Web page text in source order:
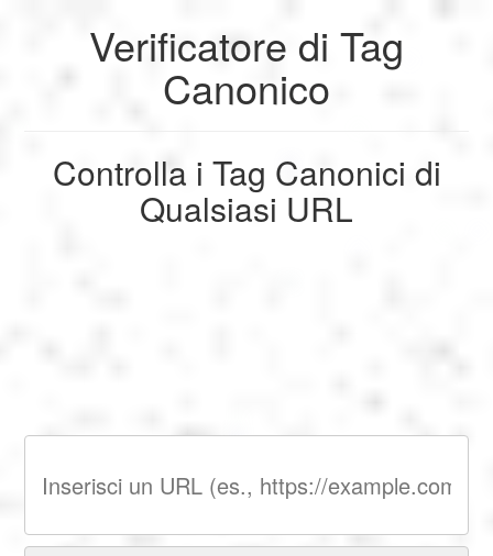
Giochi
My Profile
Logout
English
Deutsch
Nederlands
Português
Verificatore di Tag
Canonico
Controlla i Tag Canonici di
Qualsiasi URL
My Profile